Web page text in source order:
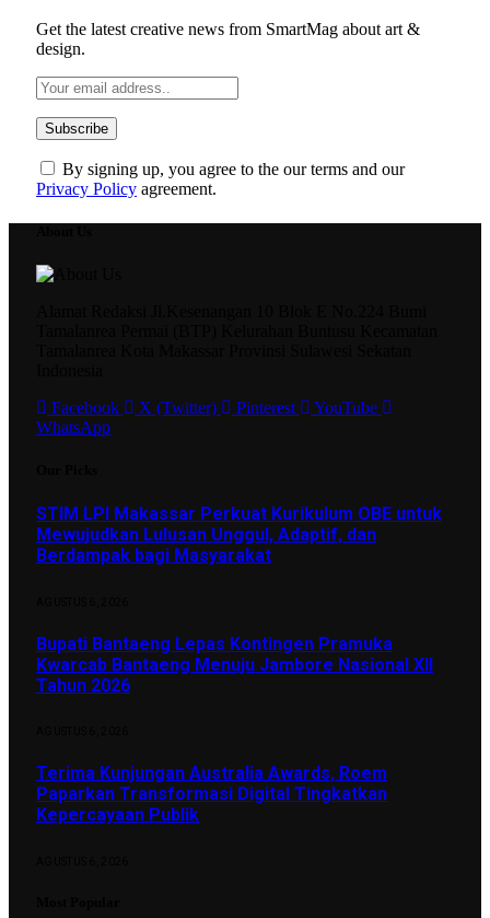
Get the latest creative news from SmartMag about art &
design.
By signing up, you agree to the our terms and our
Privacy Policy agreement.
Facebook
X (Twitter) Pinterest
YouTube
WhatsApp
STIM LPI Makassar Perkuat Kurikulum OBE untuk
Mewujudkan Lulusan Unggul, Adaptif, dan
Berdampak bagi Masyarakat
Bupati Bantaeng Lepas Kontingen Pramuka
Kwarcab Bantaeng Menuju Jambore Nasional XII
Tahun 2026
Terima Kunjungan Australia Awards, Roem
Paparkan Transformasi Digital Tingkatkan
Kepercayaan Publik